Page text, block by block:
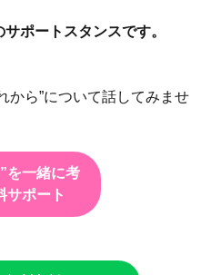
ポートスタンスです。
から”について話してみませ
を一緒に考
サポート